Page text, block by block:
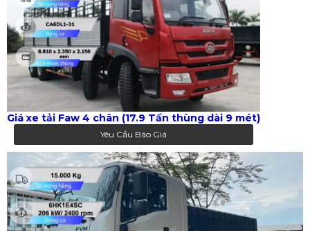
Giá xe tải Faw 4 chân (17.9 Tấn thùng dài 9 mét)
Yêu Cầu Báo Giá